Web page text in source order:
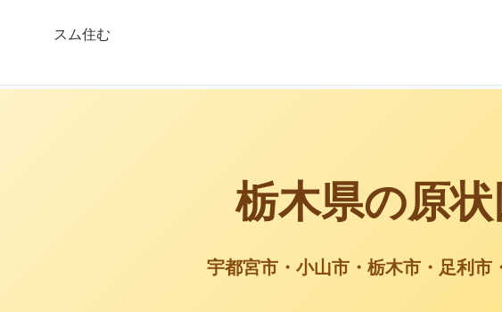
スム住む
栃木県の原
宇都宮市・小山市・栃木市・足利